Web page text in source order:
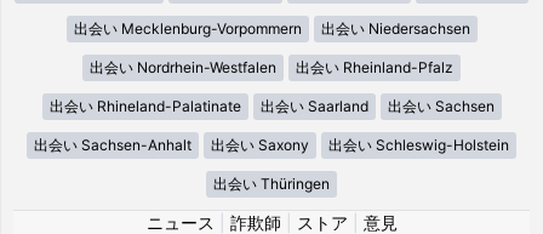
出会い Mecklenburg-Vorpommern 出会い Niedersachsen
出会い Nordrhein-Westfalen 出会い Rheinland-Pfalz
出会い Rhineland-Palatinate 出会い Saarland 出会い Sachsen
出会い Sachsen-Anhalt 出会い Saxony 出会い Schleswig-Holstein
出会い Thüringen
ニュース 詐欺師 ストア
意見